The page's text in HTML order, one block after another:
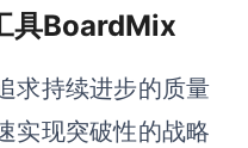
具BoardMix
求持续进步的质量
实现突破性的战略